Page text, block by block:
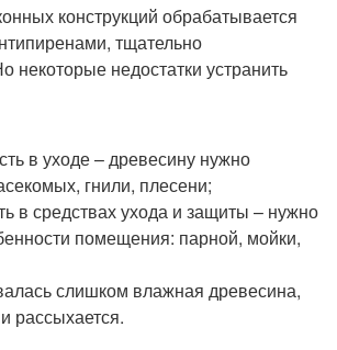
конструкций обрабатывается
тщательно
некоторые недостатки устранить
в уходе – древесину нужно
гнили, плесени;
в средствах ухода и защиты – нужно
помещения: парной, мойки,
слишком влажная древесина,
рассыхается.